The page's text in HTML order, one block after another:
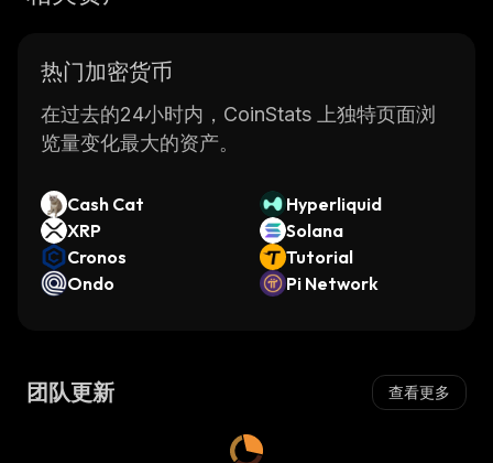
热门加密货币
在过去的24小时内，CoinStats 上独特页面浏
览量变化最大的资产。
Cash Cat
Hyperliquid
XRP
Solana
Cronos
Tutorial
Ondo
Pi Network
团队更新 查看更多